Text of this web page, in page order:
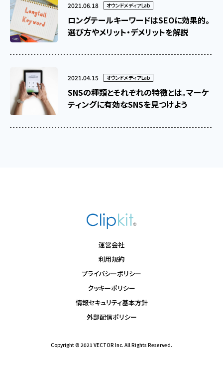
オウンドメディアLab
2021.06.18
ロングテールキーワードはSEOに効果的。
選び方やメリット・デメリットを解説
オウンドメディアLab
2021.04.15
SNSの種類とそれぞれの特徴とは。マーケ
ティングに有効なSNSを見つけよう
運営会社
利用規約
プライバシーポリシー
クッキーポリシー
情報セキュリティ基本方針
外部配信ポリシー
Copyright © 2021 VECTOR Inc. All Rights Reserved.